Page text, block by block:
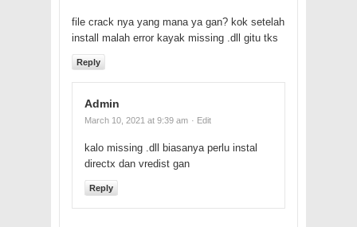
file crack nya yang mana ya gan? kok setelah
install malah error kayak missing .dll gitu tks
Reply
Admin
March 10, 2021 at 9:39 am · Edit
kalo missing .dll biasanya perlu instal
directx dan vredist gan
Reply